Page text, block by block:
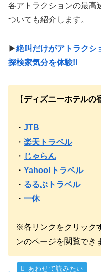
各アトラクションの最高
ついても紹介します。
▶絶叫だけがアトラクシ
探検家気分を体験!!
【ディズニーホテルの
・ JTB
・ 楽天トラベル
・ じゃらん
・ Yahoo!トラベル
・ るるぶトラベル
・ 一休
※各リンクをクリック
ンのページを閲覧でき